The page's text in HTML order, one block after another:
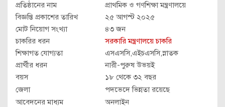
প্রতিষ্ঠানের নাম
প্রাথমিক ও গণশিক্ষা মন্ত্রণালয়ে
বিজ্ঞপ্তি প্রকাশের তারিখ
২৫ আগস্ট ২০২৫
মোট নিয়োগ সংখ্যা
৪৩ জন
চাকরির ধরন
সরকারি মন্ত্রণালয়ে চাকরি
শিক্ষাগত যোগ্যতা
এসএসসি,এইচএসসি,স্নাতক
প্রার্থীর ধরন
নারী-পুরুষ উভয়ই
বয়স
১৮ থেকে ৩২ বছর
জেলা
পদভেদে ভিন্নতা রয়েছে
আবেদনের মাধ্যম
অনলাইন